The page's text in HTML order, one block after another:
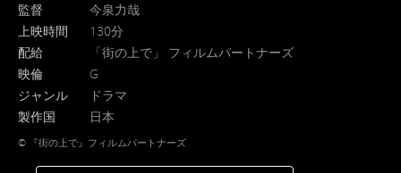
監督
今泉力哉
上映時間
130分
配給
「街の上で」 フィルムパートナーズ
映倫
G
ジャンル
ドラマ
製作国
日本
©︎ 『街の上で』フィルムパートナーズ